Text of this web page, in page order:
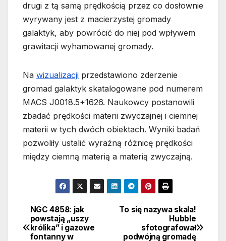
drugi z tą samą prędkością przez co dosłownie
wyrywany jest z macierzystej gromady
galaktyk, aby powrócić do niej pod wpływem
grawitacji wyhamowanej gromady.
Na wizualizacji przedstawiono zderzenie
gromad galaktyk skatalogowane pod numerem
MACS J0018.5+1626. Naukowcy postanowili
zbadać prędkości materii zwyczajnej i ciemnej
materii w tych dwóch obiektach. Wyniki badań
pozwoliły ustalić wyraźną różnicę prędkości
między ciemną materią a materią zwyczajną.
Nawigacja
wpisu
To się nazywa skala!
Hubble
sfotografował
podwójną gromadę
NGC 4858: jak
powstają „uszy
królika” i gazowe
fontanny w